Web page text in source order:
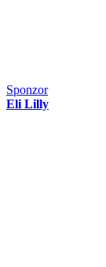
Sponzor
Eli Lilly